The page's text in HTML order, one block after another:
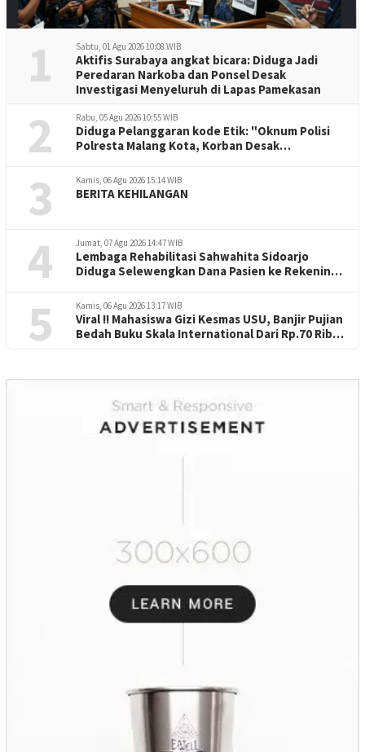
1 Sabtu, 01 Agu 2026 10:08 WIB
Aktifis Surabaya angkat bicara: Diduga Jadi
Peredaran Narkoba dan Ponsel Desak
Investigasi Menyeluruh di Lapas Pamekasan
2 Rabu, 05 Agu 2026 10:55 WIB
Diduga Pelanggaran kode Etik: "Oknum Polisi
Polresta Malang Kota, Korban Desak
3 Kamis, 06 Agu 2026 15:14 WIB
BERITA KEHILANGAN
4 Jumat, 07 Agu 2026 14:47 WIB
Lembaga Rehabilitasi Sahwahita Sidoarjo
Diduga Selewengkan Dana Pasien ke Rekening
5 Kamis, 06 Agu 2026 13:17 WIB
Viral !! Mahasiswa Gizi Kesmas USU, Banjir Pujian
Bedah Buku Skala International Dari Rp.70 Ribu